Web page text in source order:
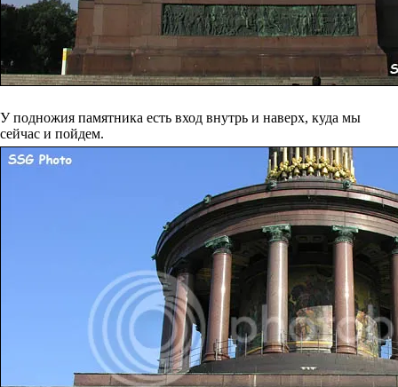
У подножия памятника есть вход внутрь и наверх, куда мы
сейчас и пойдем.